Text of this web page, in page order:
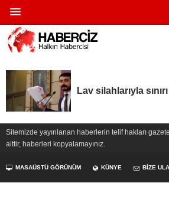
Lav silahlarıyla
Sitemizde yayınlanan haberlerin telif hakları
aittir, haberleri kopyalamayınız.
MASAÜSTÜ GÖRÜNÜM KÜNYE BİZE